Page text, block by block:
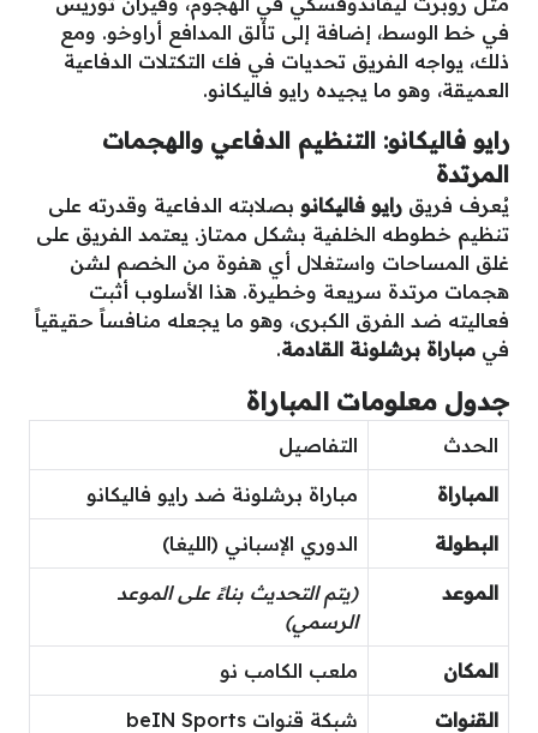
في خط الوسط، إضافة إلى تألق المدافع أراوخو. ومع
ذلك، يواجه الفريق تحديات في فك التكتلات الدفاعية
العميقة، وهو ما يجيده رايو فاليكانو.
رايو فاليكانو: التنظيم الدفاعي والهجمات
المرتدة
يُعرف فريق رايو فاليكانو بصلابته الدفاعية وقدرته على
تنظيم خطوطه الخلفية بشكل ممتاز. يعتمد الفريق على
غلق المساحات واستغلال أي هفوة من الخصم لشن
هجمات مرتدة سريعة وخطيرة. هذا الأسلوب أثبت
فعاليته ضد الفرق الكبرى، وهو ما يجعله منافساً حقيقياً
في مباراة برشلونة القادمة.
جدول معلومات المباراة
الحدث التفاصيل
المباراة مباراة برشلونة ضد رايو فاليكانو
البطولة الدوري الإسباني (الليغا)
الموعد
(يتم التحديث بناءً على الموعد
الرسمي)
المكان ملعب الكامب نو
القنوات
شبكة قنوات beIN Sports